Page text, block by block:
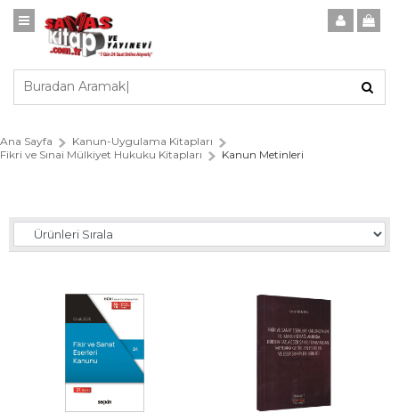
Ana Sayfa
Kanun-Uygulama Kitapları
Fikri ve Sınai Mülkiyet Hukuku Kitapları
Kanun Metinleri